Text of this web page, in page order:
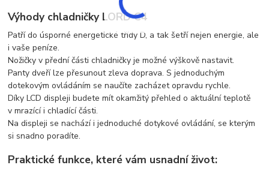
Výhody chladničky LORD C4
Patří do úsporné energetické třídy D, a tak šetří nejen energie, ale
i vaše peníze.
Nožičky v přední části chladničky je možné výškově nastavit.
Panty dveří lze přesunout zleva doprava. S jednoduchým
dotekovým ovládáním se naučíte zacházet opravdu rychle.
Díky LCD displeji budete mít okamžitý přehled o aktuální teplotě
v mrazící i chladící části.
Na displeji se nachází i jednoduché dotykové ovládání, se kterým
si snadno poradíte.
Praktické funkce, které vám usnadní život: